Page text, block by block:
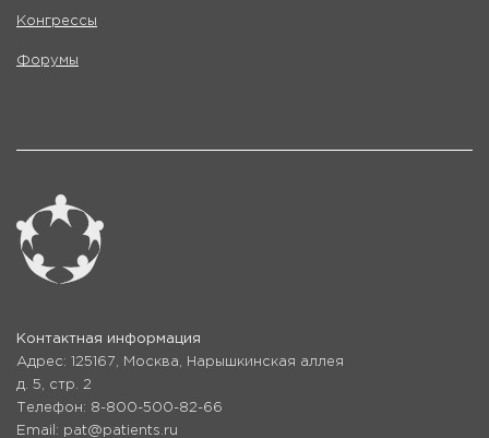
Конгрессы
Форумы
Контактная информация
Адрес: 125167, Москва, Нарышкинская аллея
д. 5, стр. 2
Телефон: 8-800-500-82-66
Email: pat@patients.ru